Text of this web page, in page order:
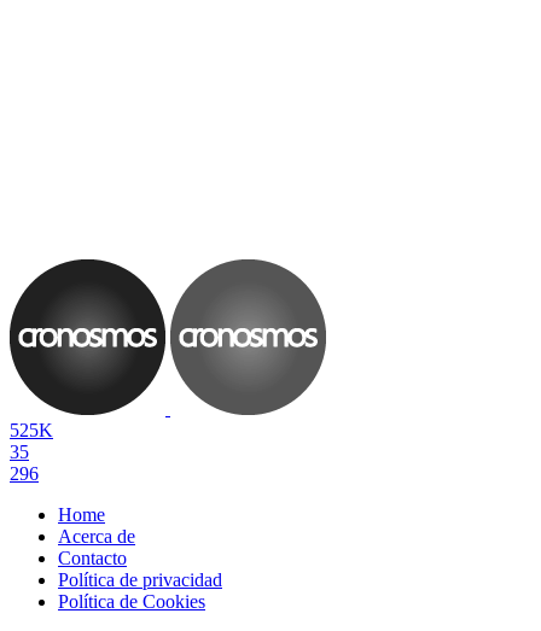
525K
35
296
Home
Acerca de
Contacto
Política de privacidad
Política de Cookies